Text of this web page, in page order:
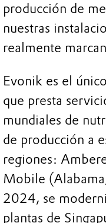
producción de
nuestras
realmente
Evonik es el
que presta
mundiales de
de producción a
regiones:
Mobile
2024, se
plantas de